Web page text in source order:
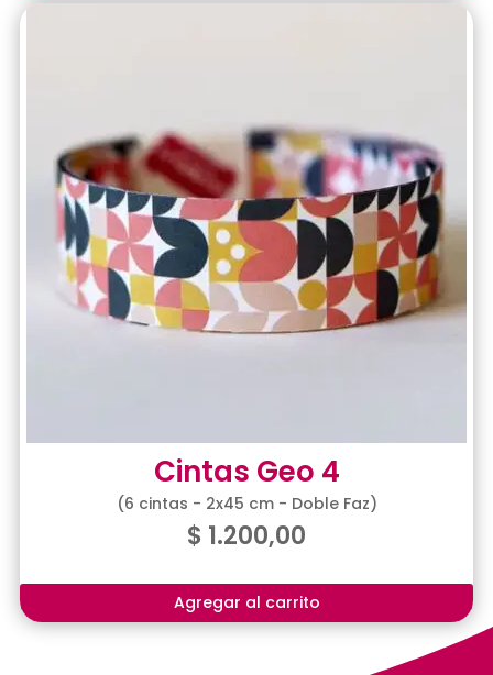
Cintas Geo 4
(6 cintas - 2x45 cm - Doble Faz)
$ 1.200,00
Agregar al carrito